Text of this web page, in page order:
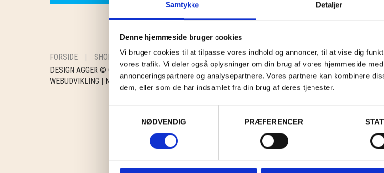
Samtykke Detaljer
Denne hjemmeside bruger cookies
Vi bruger cookies til at tilpasse vores indhold og annoncer, til at vise dig
vores trafik. Vi deler også oplysninger om din brug af vores hjemmeside
annonceringspartnere og analysepartnere. Vores partnere kan kombinere
dem, eller som de har indsamlet fra din brug af deres tjenester.
NØDVENDIG
PRÆFERENCER
FORSIDE SHOP INSPIRATION HANDELSBETINGELSER PRIVATLIVSPOLITIK
DESIGN AGGER © COPYRIGHT 2025
WEBUDVIKLING | NORSITE